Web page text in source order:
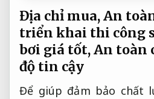
Địa chỉ mua,An
triển khai thi công
bơi giá tốt,An toàn
độ tin cậy
Để giúp đảm bảo chất